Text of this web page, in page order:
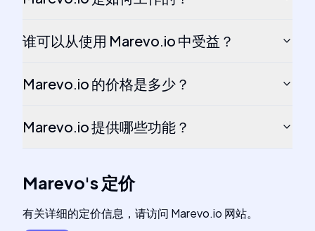
谁可以从使用 Marevo.io 中受益？
Marevo.io 的价格是多少？
Marevo.io 提供哪些功能？
Marevo's 定价
有关详细的定价信息，请访问 Marevo.io 网站。